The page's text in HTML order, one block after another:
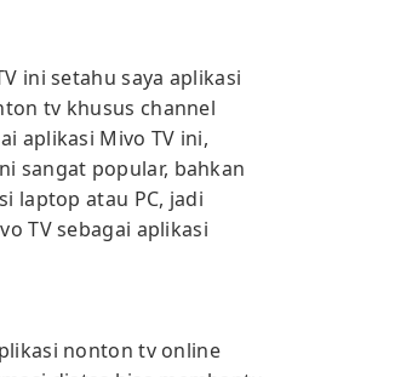
ini setahu saya aplikasi
tv khusus channel
aplikasi Mivo TV ini,
sangat popular, bahkan
laptop atau PC, jadi
TV sebagai aplikasi
nonton tv online